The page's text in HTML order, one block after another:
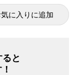
に入りに追加
と